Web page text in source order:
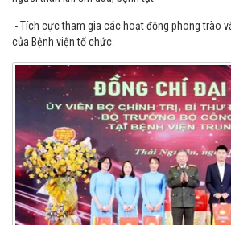
- Tập thể khoa luôn quan tâm, động viên
người thân khi ốm đau, bệnh tật.
- Tích cực tham gia các hoạt động phong trào
của Bệnh viện tổ chức.